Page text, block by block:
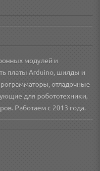
модулей и
платы Arduino, шилды и
отладочные
для робототехники,
Работаем с 2013 года.